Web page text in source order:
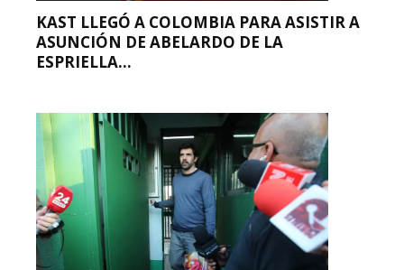
KAST LLEGÓ A COLOMBIA PARA ASISTIR A
ASUNCIÓN DE ABELARDO DE LA
ESPRIELLA...